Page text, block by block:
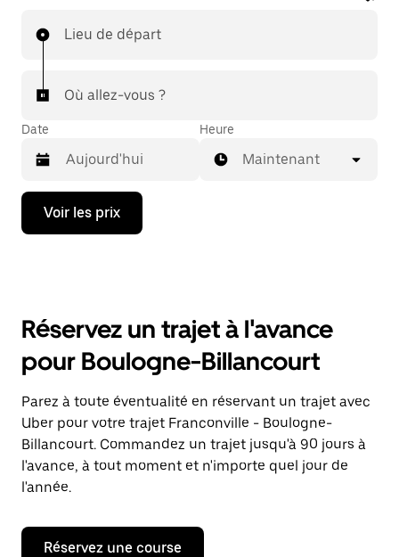
Lieu de départ
Où allez-vous ?
Date
Appuyez
la
ouvrir
calendrier
et
sélectionner
une
date.
Appuyez
sur
la
touche
pour
fermer
Heure
Maintenant
Voir les prix
Réservez un trajet à l'avance
pour Boulogne-Billancourt
Parez à toute éventualité en réservant un trajet avec
Uber pour votre trajet Franconville - Boulogne-
Billancourt. Commandez un trajet jusqu'à 90 jours à
l'avance, à tout moment et n'importe quel jour de
l'année.
Réservez une course